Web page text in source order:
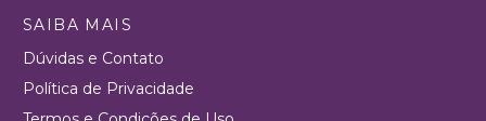
SAIBA MAIS
Dúvidas e Contato
Política de Privacidade